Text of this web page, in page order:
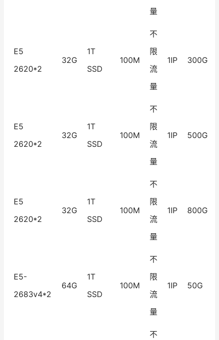
量
E5
2620*2
32G
1T
SSD
100M
不
限
流
量
1IP 300G
E5
2620*2
32G
1T
SSD
100M
不
限
流
量
1IP 500G
E5
2620*2
32G
1T
SSD
100M
不
限
流
量
1IP 800G
E5-
2683v4*2
64G
1T
SSD
100M
不
限
流
量
1IP 50G
不